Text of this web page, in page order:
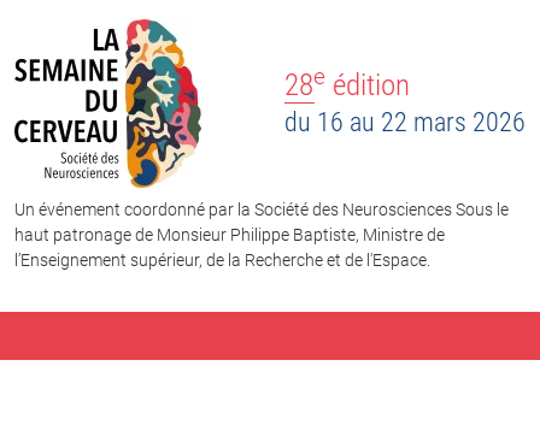
28e édition
du 16 au 22 mars 2026
Un événement coordonné par la Société des Neurosciences Sous le
haut patronage de Monsieur Philippe Baptiste, Ministre de
l’Enseignement supérieur, de la Recherche et de l'Espace.